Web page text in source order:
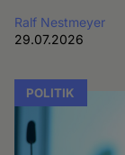
Ralf Nestmeyer
29.07.2026
POLITIK